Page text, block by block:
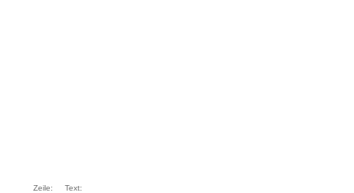
Zeile: Text: